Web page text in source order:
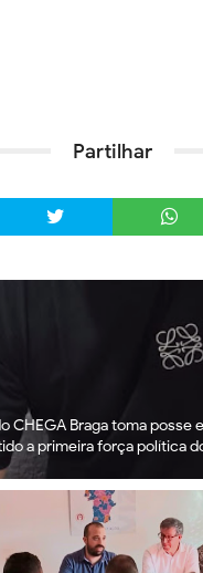
Partilhar
CHEGA Braga toma posse
a primeira força política